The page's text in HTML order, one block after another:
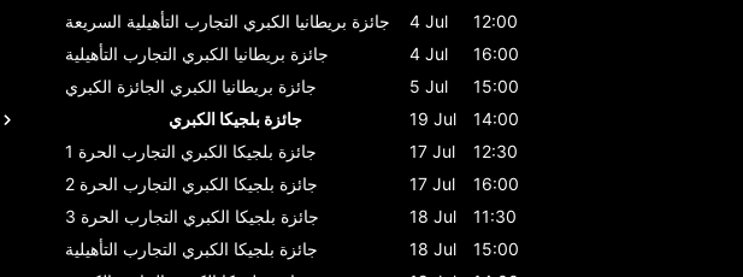
جائزة بريطانيا الكبري التجارب التأهيلية السريعة 4 Jul
12:00
جائزة بريطانيا الكبري التجارب التأهيلية 4 Jul
16:00
جائزة بريطانيا الكبري الجائزة الكبري 5 Jul
15:00
جائزة بلجيكا الكبري
19 Jul
14:00
جائزة بلجيكا الكبري التجارب الحرة 1 17 Jul
12:30
جائزة بلجيكا الكبري التجارب الحرة 2 17 Jul
16:00
جائزة بلجيكا الكبري التجارب الحرة 3 18 Jul
11:30
جائزة بلجيكا الكبري التجارب التأهيلية 18 Jul
15:00